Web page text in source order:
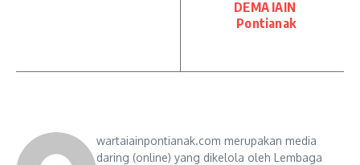
DEMA IAIN
Pontianak
wartaiainpontianak.com merupakan media
daring (online) yang dikelola oleh Lembaga